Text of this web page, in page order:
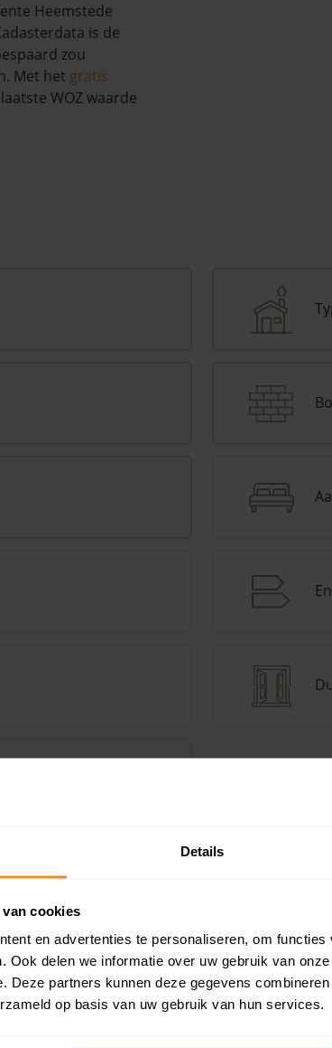
Details
cookies
en advertenties te personaliseren, om
Ook delen we informatie over uw gebruik van
Deze partners kunnen deze gegevens
op basis van uw gebruik van hun services.
Heemstede
is de
zou
Met het gratis
WOZ waarde
de buurt
Woonoppervlak Perceel